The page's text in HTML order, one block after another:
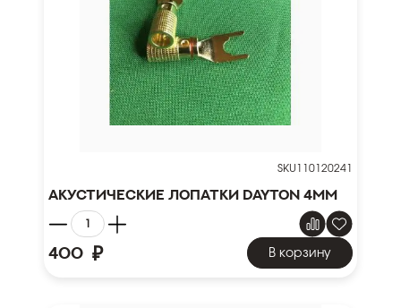
SKU110120241
Акустические лопатки Dayton 4мм
400 ₽ В корзину